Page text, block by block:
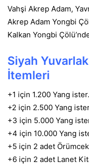
Vahşi Akrep Adam,
Akrep Adam Yongbi
Kalkan Yongbi
Siyah
İtemleri
+1 için 1.200 Yang ister.
+2 için 2.500 Yang
+3 için 5.000 Yang
+4 için 10.000 Yang
+5 için 2 adet
+6 için 2 adet Lanet